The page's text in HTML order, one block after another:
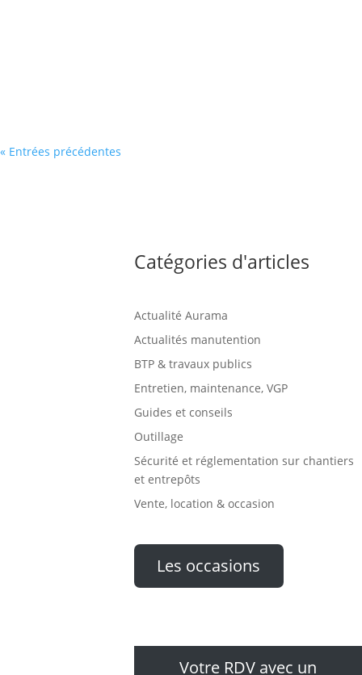
« Entrées précédentes
Catégories d'articles
Actualité Aurama
Actualités manutention
BTP & travaux publics
Entretien, maintenance, VGP
Guides et conseils
Outillage
Sécurité et réglementation sur chantiers
et entrepôts
Vente, location & occasion
Les occasions
Votre RDV avec un